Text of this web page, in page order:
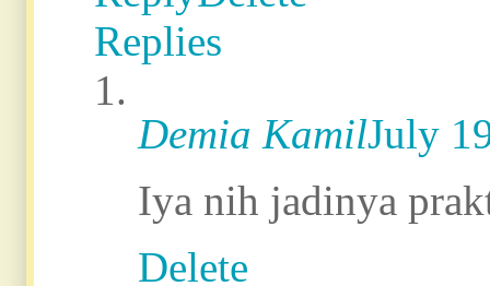
Replies
Demia KamilJuly
Iya nih jadinya
Delete